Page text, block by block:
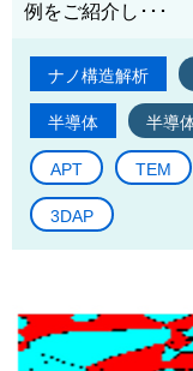
例をご紹介し･･･
ナノ構造解析
半導体 半導
APT TEM
3DAP